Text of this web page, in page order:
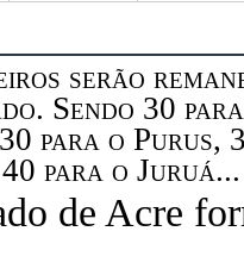
serão
Sendo 30
para o Purus,
para o Juruá...
de Acre